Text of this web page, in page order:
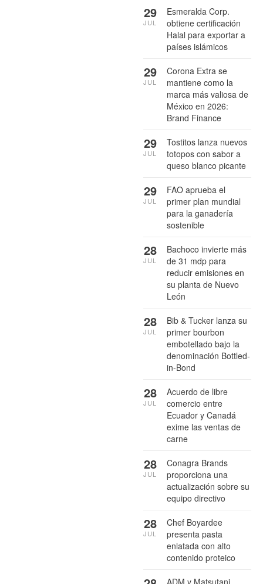
Esmeralda Corp.
obtiene certificación
Halal para exportar a
países islámicos
29
JUL
Corona Extra se
mantiene como la
marca más valiosa de
México en 2026:
Brand Finance
29
JUL
Tostitos lanza nuevos
totopos con sabor a
queso blanco picante
29
JUL
FAO aprueba el
primer plan mundial
para la ganadería
sostenible
29
JUL
Bachoco invierte más
de 31 mdp para
reducir emisiones en
su planta de Nuevo
León
28
JUL
Bib & Tucker lanza su
primer bourbon
embotellado bajo la
denominación Bottled-
in-Bond
28
JUL
Acuerdo de libre
comercio entre
Ecuador y Canadá
exime las ventas de
carne
28
JUL
Conagra Brands
proporciona una
actualización sobre su
equipo directivo
28
JUL
Chef Boyardee
presenta pasta
enlatada con alto
contenido proteico
28
JUL
ADM y Matsutani